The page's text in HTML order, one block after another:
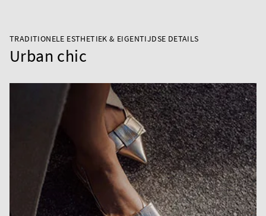
TRADITIONELE ESTHETIEK & EIGENTIJDSE DETAILS
Urban chic